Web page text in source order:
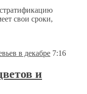
свои сроки,
7:16
и